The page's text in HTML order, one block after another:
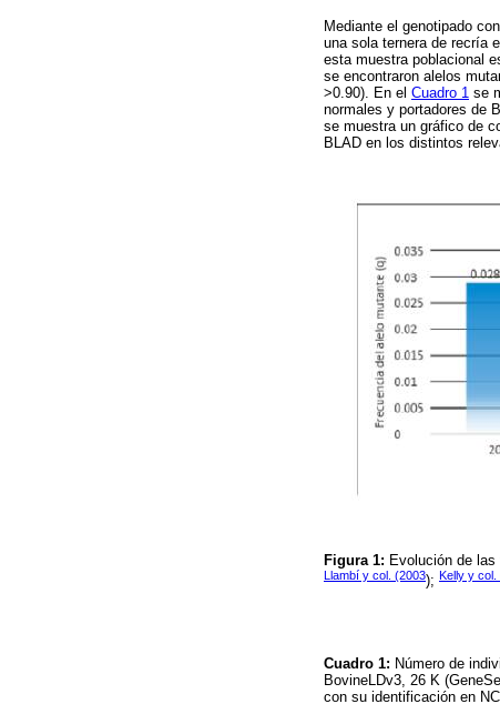
Mediante el genotipado
una sola ternera de recría
esta muestra poblacional
se encontraron alelos
>0.90). En el Cuadro 1 se
normales y portadores de
se muestra un gráfico de
BLAD en los distintos
Figura 1: Evolución de
Llambí y col. (2003); Kelly y col.
Cuadro 1: Número de
BovineLDv3, 26 K
con su identificación en